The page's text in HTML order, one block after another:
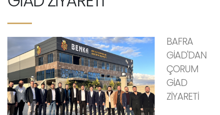
BAFRA
GİAD'DAN
ÇORUM
GİAD
ZİYARETİ